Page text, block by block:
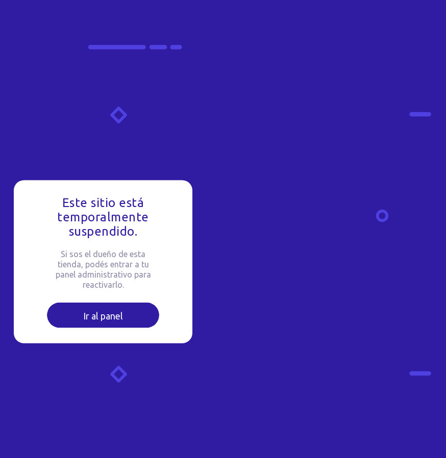
Este sitio está
temporalmente
suspendido.
Si sos el dueño de esta
tienda, podés entrar a tu
panel administrativo para
reactivarlo.
Ir al panel